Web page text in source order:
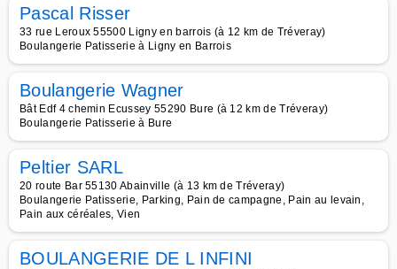
Pascal Risser
33 rue Leroux 55500 Ligny en barrois (à 12 km de Tréveray)
Boulangerie Patisserie à Ligny en Barrois
Boulangerie Wagner
Bât Edf 4 chemin Ecussey 55290 Bure (à 12 km de Tréveray)
Boulangerie Patisserie à Bure
Peltier SARL
20 route Bar 55130 Abainville (à 13 km de Tréveray)
Boulangerie Patisserie, Parking, Pain de campagne, Pain au levain,
Pain aux céréales, Vien
BOULANGERIE DE L INFINI